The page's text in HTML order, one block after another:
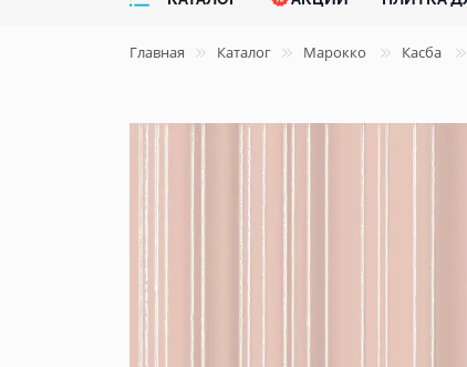
Главная Каталог Марокко Касба